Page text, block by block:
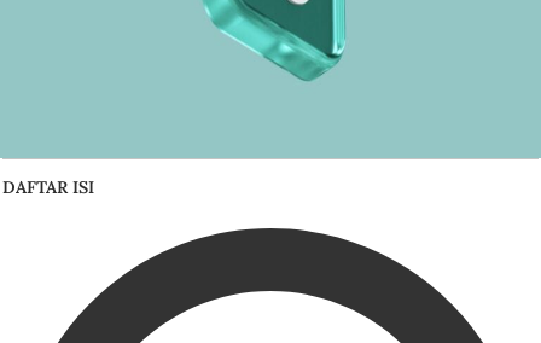
DAFTAR ISI